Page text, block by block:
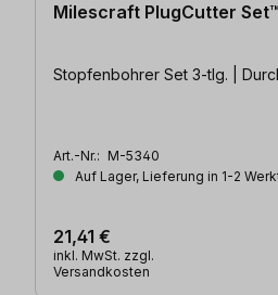
Milescraft PlugCutter
Stopfenbohrer Set 3-tlg. |
Art.-Nr.: M-5340
Auf Lager, Lieferung in 1-2
21,41 €
inkl. MwSt. zzgl.
Versandkosten